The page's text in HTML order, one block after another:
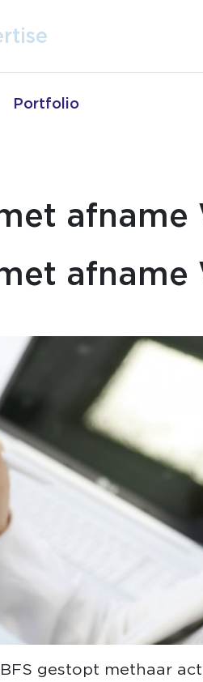
Portfolio
afname
afname
gestopt met haar